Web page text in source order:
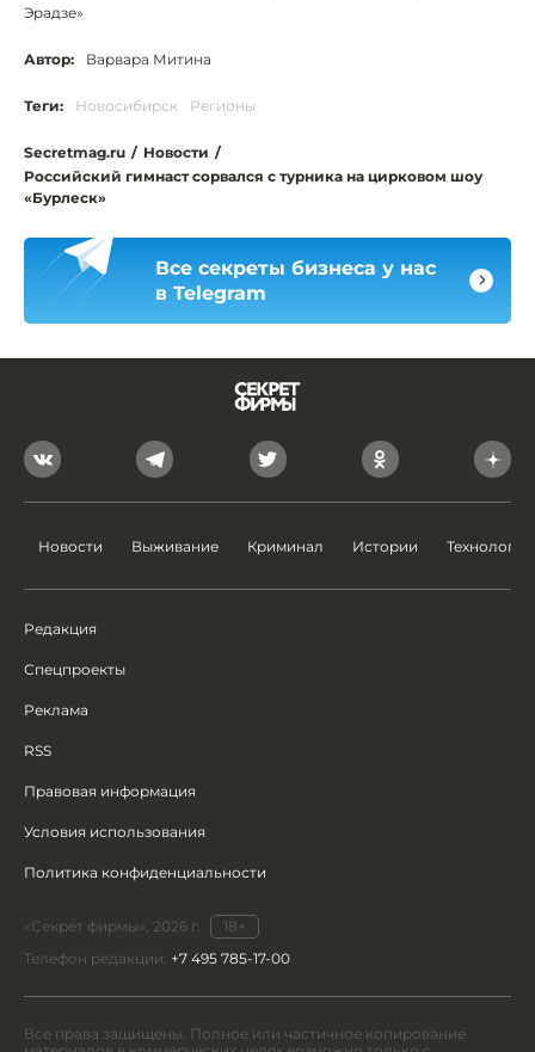
Эрадзе»
Автор: Варвара Митина
Теги: Новосибирск Регионы
Secretmag.ru / Новости /
Российский гимнаст сорвался с турника на цирковом шоу
«Бурлеск»
Все секреты бизнеса у нас
в Telegram
Новости Выживание Криминал Истории Технологии
Редакция
Спецпроекты
Реклама
RSS
Правовая информация
Условия использования
Политика конфиденциальности
«Секрет фирмы», 2026 г.
18+
Телефон редакции: +7 495 785-17-00
Все права защищены. Полное или частичное копирование